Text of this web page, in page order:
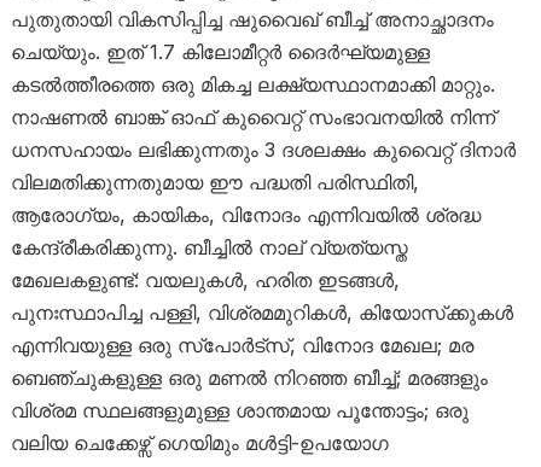
പുതുതായി വികസിപ്പിച്ച ഷുവൈഖ് ബീച്ച് അനാച്ഛാദനം
ചെയ്യും. ഇത് 1.7 കിലോമീറ്റർ ദൈർഘ്യമുള്ള
കടൽത്തീരത്തെ ഒരു മികച്ച ലക്ഷ്യസ്ഥാനമാക്കി മാറ്റും.
നാഷണൽ ബാങ്ക് ഓഫ് കുവൈറ്റ് സംഭാവനയിൽ നിന്ന്
ധനസഹായം ലഭിക്കുന്നതും 3 ദശലക്ഷം കുവൈറ്റ് ദിനാർ
വിലമതിക്കുന്നതുമായ ഈ പദ്ധതി പരിസ്ഥിതി,
ആരോഗ്യം, കായികം, വിനോദം എന്നിവയിൽ ശ്രദ്ധ
കേന്ദ്രീകരിക്കുന്നു. ബീച്ചിൽ നാല് വ്യത്യസ്ത
മേഖലകളുണ്ട്: വയലുകൾ, ഹരിത ഇടങ്ങൾ,
പുനഃസ്ഥാപിച്ച പള്ളി, വിശ്രമമുറികൾ, കിയോസ്‌ക്കുകൾ
എന്നിവയുള്ള ഒരു സ്‌പോർട്‌സ്, വിനോദ മേഖല; മര
ബെഞ്ചുകളുള്ള ഒരു മണൽ നിറഞ്ഞ ബീച്ച്; മരങ്ങളും
വിശ്രമ സ്ഥലങ്ങളുമുള്ള ശാന്തമായ പൂന്തോട്ടം; ഒരു
വലിയ ചെക്കേഴ്സ് ഗെയിമും മൾട്ടി-ഉപയോഗ